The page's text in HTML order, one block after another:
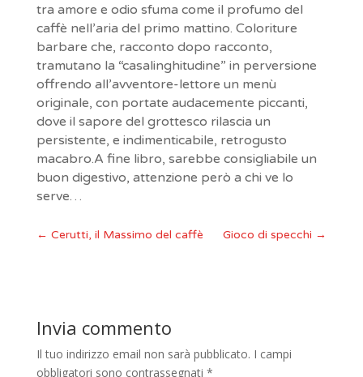
tra amore e odio sfuma come il profumo del
caffè nell’aria del primo mattino. Coloriture
barbare che, racconto dopo racconto,
tramutano la “casalinghitudine” in perversione
offrendo all’avventore-lettore un menù
originale, con portate audacemente piccanti,
dove il sapore del grottesco rilascia un
persistente, e indimenticabile, retrogusto
macabro.A fine libro, sarebbe consigliabile un
buon digestivo, attenzione però a chi ve lo
serve…
← Cerutti, il Massimo del caffè Gioco di specchi →
Invia commento
Il tuo indirizzo email non sarà pubblicato. I campi
obbligatori sono contrassegnati *